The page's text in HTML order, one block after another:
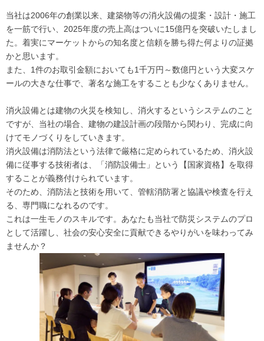
当社は2006年の創業以来、建築物等の消火設備の提案・設計・施工
を一筋で行い、2025年度の売上高はついに15億円を突破いたしまし
た。着実にマーケットからの知名度と信頼を勝ち得た何よりの証拠
かと思います。
また、1件のお取引金額においても1千万円～数億円という大変スケ
ールの大きな仕事で、著名な施工をすることも少なくありません。
消火設備とは建物の火災を検知し、消火するというシステムのこと
ですが、当社の場合、建物の建設計画の段階から関わり、完成に向
けてモノづくりをしていきます。
消火設備は消防法という法律で厳格に定められているため、消火設
備に従事する技術者は、「消防設備士」という【国家資格】を取得
することが義務付けられています。
そのため、消防法と技術を用いて、管轄消防署と協議や検査を行え
る、専門職になれるのです。
これは一生モノのスキルです。あなたも当社で防災システムのプロ
として活躍し、社会の安心安全に貢献できるやりがいを味わってみ
ませんか？